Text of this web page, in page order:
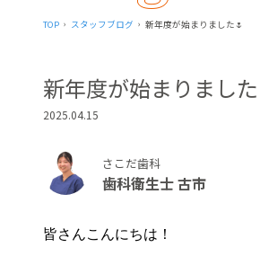
TOP スタッフブログ 新年度が始まりました🌷
新年度が始まりまし
2025.04.15
さこだ歯科
歯科衛生士 古市
皆さんこんにちは！